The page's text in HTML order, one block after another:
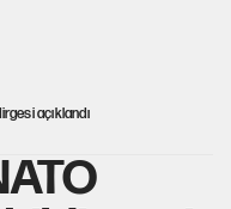
açıklandı